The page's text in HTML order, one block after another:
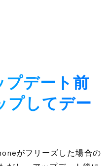
プデート前
プしてデー
がフリーズした場合の